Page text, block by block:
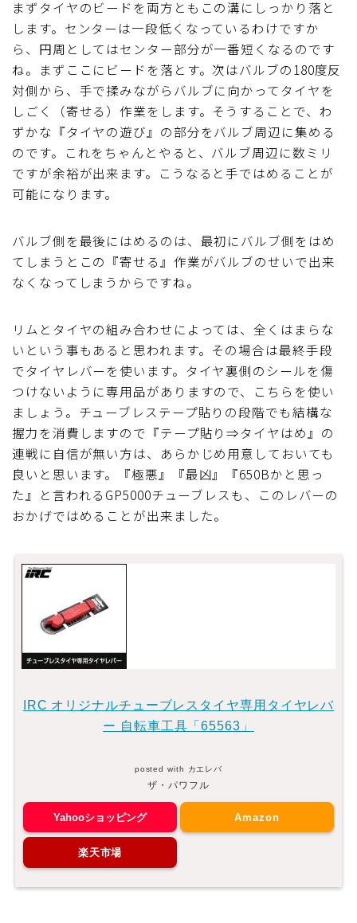
まずタイヤのビードを両方ともこの溝にしっかり落と
します。センターは一段低くなっているわけですか
ら、円周としてはセンター部分が一番短くなるのです
ね。まずここにビードを落とす。次はバルブの180度反
対側から、手で揉みながらバルブに向かってタイヤを
しごく（寄せる）作業をします。そうすることで、わ
ずかな『タイヤの遊び』の部分をバルブ周辺に集める
のです。これをちゃんとやると、バルブ周辺に数ミリ
ですが余裕が出来ます。こうなると手ではめることが
可能になります。
バルブ側を最後にはめるのは、最初にバルブ側をはめ
てしまうとこの『寄せる』作業がバルブのせいで出来
なくなってしまうからですね。
リムとタイヤの組み合わせによっては、全くはまらな
いという事もあると思われます。その場合は最終手段
でタイヤレバーを使います。タイヤ裏側のシールを傷
つけないように専用品がありますので、こちらを使い
ましょう。チューブレステープ貼りの段階でも結構な
握力を消費しますので『テープ貼り⇒タイヤはめ』の
連戦に自信が無い方は、あらかじめ用意しておいても
良いと思います。『極悪』『最凶』『650Bかと思っ
た』と言われるGP5000チューブレスも、このレバーの
おかげではめることが出来ました。
IRC オリジナルチューブレスタイヤ専用タイヤレバ
ー 自転車工具「65563」
posted with カエレバ
ザ・パワフル
Yahooショッピング Amazon
楽天市場